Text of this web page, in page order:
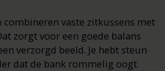
vaste zitkussens met
zorgt voor een goede balans
verzorgd beeld. Je hebt steun
dat de bank rommelig oogt.